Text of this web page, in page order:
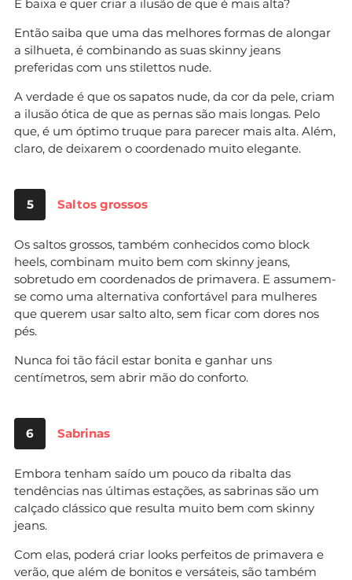
É baixa e quer criar a ilusão de que é mais alta?
Então saiba que uma das melhores formas de alongar
a silhueta, é combinando as suas skinny jeans
preferidas com uns stilettos nude.
A verdade é que os sapatos nude, da cor da pele, criam
a ilusão ótica de que as pernas são mais longas. Pelo
que, é um óptimo truque para parecer mais alta. Além,
claro, de deixarem o coordenado muito elegante.
5 Saltos grossos
Os saltos grossos, também conhecidos como block
heels, combinam muito bem com skinny jeans,
sobretudo em coordenados de primavera. E assumem-
se como uma alternativa confortável para mulheres
que querem usar salto alto, sem ficar com dores nos
pés.
Nunca foi tão fácil estar bonita e ganhar uns
centímetros, sem abrir mão do conforto.
6 Sabrinas
Embora tenham saído um pouco da ribalta das
tendências nas últimas estações, as sabrinas são um
calçado clássico que resulta muito bem com skinny
jeans.
Com elas, poderá criar looks perfeitos de primavera e
verão, que além de bonitos e versáteis, são também